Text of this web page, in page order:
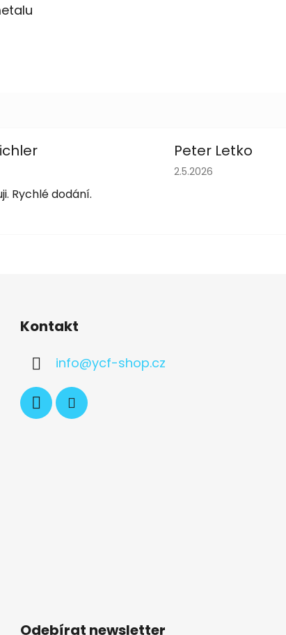
obchodu je 5 z 5 hvězdiček.
Rychlé dodání.
Peter Letko
Hodnocení obchodu
2.5.2026
Kontakt
info@ycf-shop.cz
Odebírat newsletter